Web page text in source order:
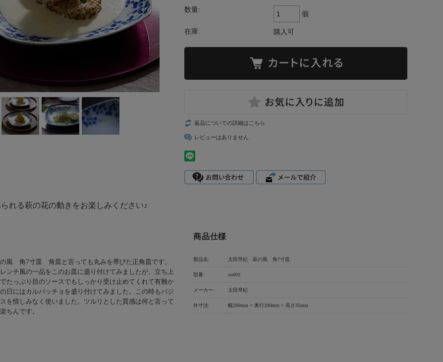
数量:
個
在庫: 購入可
返品についての詳細はこちら
レビューはありません
れる萩の花の動きをお楽しみください♪
風 角7寸皿 角皿と言っても丸みを帯びた正角皿です。
ンチ風の一品をこのお皿に盛り付けてみましたが、立ち上
たっぷり目のソースでもしっかり受け止めてくれて有難か
日にはカルパッチョを盛り付けてみました。この時もバジ
を惜しみなく使いました。ツルリとした質感は何と言って
ちんです。
商品仕様
製品名: 太田早紀 萩の風 角7寸皿
型番: oo002
メーカー: 太田早紀
外寸法: 幅200mm × 奥行200mm × 高さ35mm